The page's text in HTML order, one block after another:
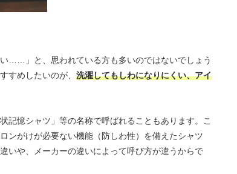
……」と、思われている方も多いのではないでしょう
すめしたいのが、 洗濯してもしわになりにくい、アイ
記憶シャツ」等の名称で呼ばれることもあります。こ
ンがけが必要ない機能（防しわ性）を備えたシャツ
いや、メーカーの違いによって呼び方が違うからで